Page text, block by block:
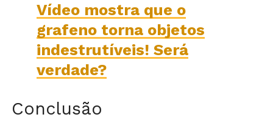
Vídeo mostra que o
grafeno torna objetos
indestrutíveis! Será
verdade?
Conclusão